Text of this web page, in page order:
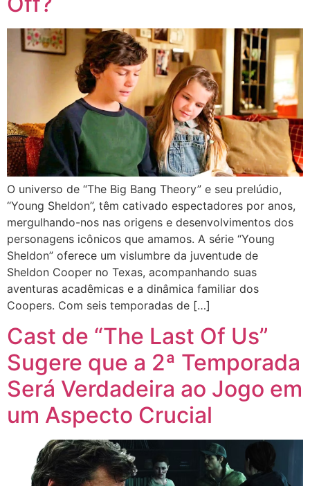
O universo de “The Big Bang Theory” e seu prelúdio,
“Young Sheldon”, têm cativado espectadores por anos,
mergulhando-nos nas origens e desenvolvimentos dos
personagens icônicos que amamos. A série “Young
Sheldon” oferece um vislumbre da juventude de
Sheldon Cooper no Texas, acompanhando suas
aventuras acadêmicas e a dinâmica familiar dos
Coopers. Com seis temporadas de […]
Cast de “The Last Of Us”
Sugere que a 2ª Temporada
Será Verdadeira ao Jogo em
um Aspecto Crucial